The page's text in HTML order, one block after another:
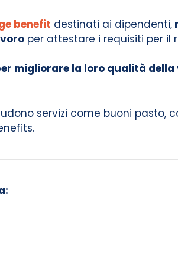
benefit destinati ai dipendenti,
per attestare i requisiti per il
migliorare la loro qualità della
servizi come buoni pasto,